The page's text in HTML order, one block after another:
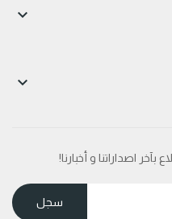


بآخر اصداراتنا و أخبارنا!